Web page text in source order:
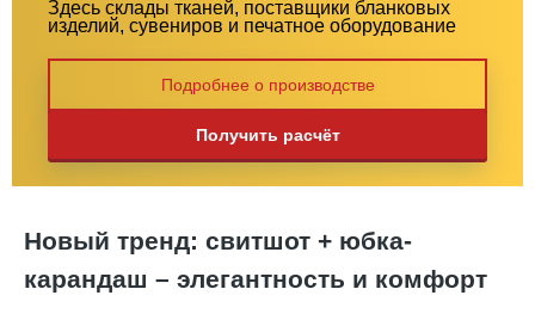
Здесь склады тканей, поставщики бланковых
изделий, сувениров и печатное оборудование
Подробнее о производстве
Получить расчёт
Новый тренд: свитшот + юбка-
карандаш – элегантность и комфорт